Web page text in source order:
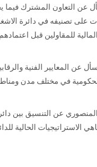
التعاون المشترك فيما
على تصنيفه في دائرة
للمقاولين قبل
المعايير الفنية
في مختلف مدن
عن التنسيق بين
الاستراتيجيات الحالية